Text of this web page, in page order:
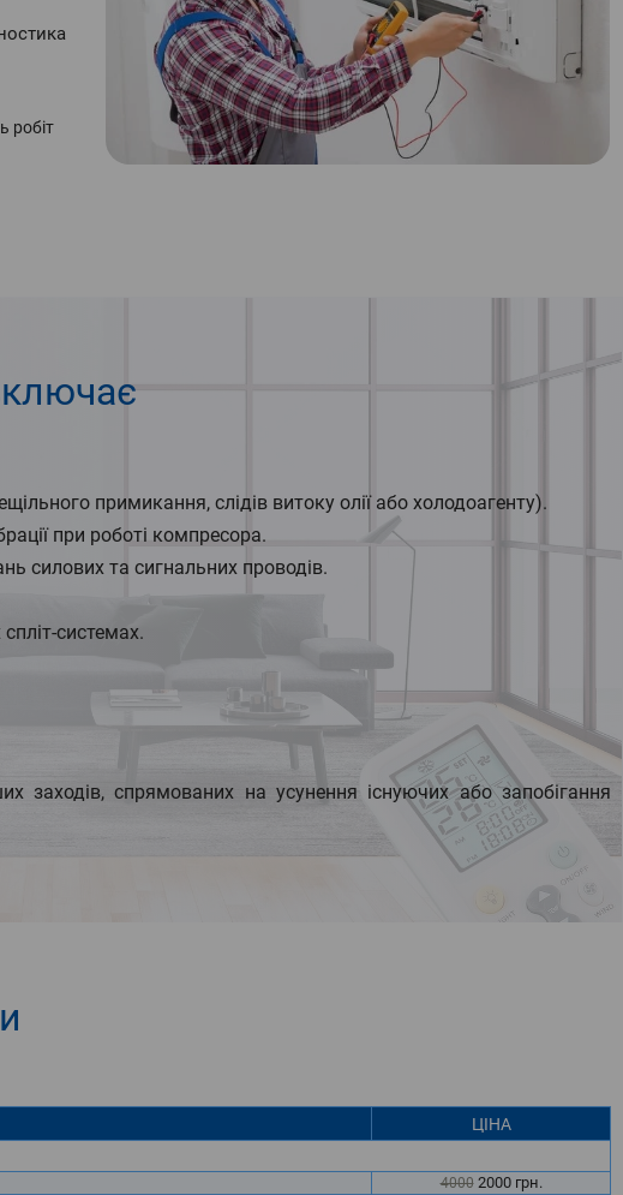
робіт
примикання, слідів витоку олії або холодоагенту).
при роботі компресора.
силових та сигнальних проводів.
системах.
спрямованих на усунення існуючих або запобігання
ЦІНА
4000 2000грн.